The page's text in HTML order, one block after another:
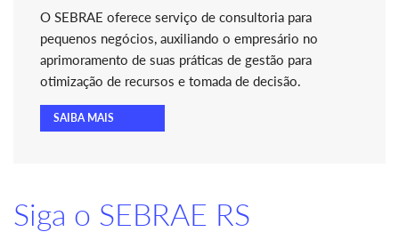
O SEBRAE oferece serviço de consultoria para
pequenos negócios, auxiliando o empresário no
aprimoramento de suas práticas de gestão para
otimização de recursos e tomada de decisão.
SAIBA MAIS
Siga o SEBRAE RS